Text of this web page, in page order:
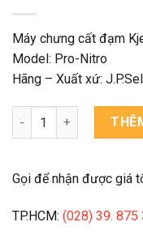
Máy chưng cất đạm
Model: Pro-Nitro
Hãng – Xuất xứ:
Máy chưng cất đạm
Gọi để nhận được giá
TP.HCM: (028) 39. 875